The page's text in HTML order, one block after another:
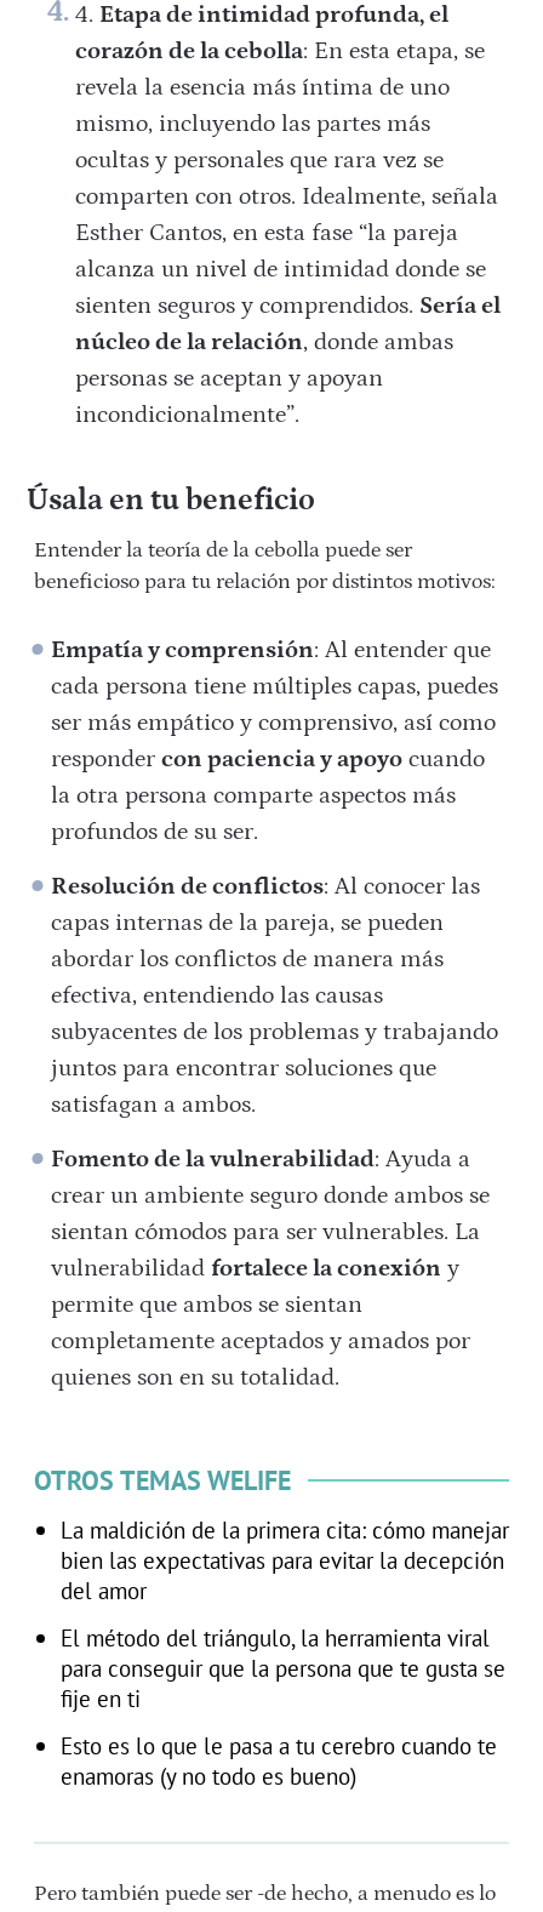
Etapa de intimidad profunda, el
corazón de la cebolla: En esta etapa, se
revela la esencia más íntima de uno
mismo, incluyendo las partes más
ocultas y personales que rara vez se
comparten con otros. Idealmente, señala
Esther Cantos, en esta fase “la pareja
alcanza un nivel de intimidad donde se
sienten seguros y comprendidos. Sería el
núcleo de la relación, donde ambas
personas se aceptan y apoyan
incondicionalmente”.
Úsala en tu beneficio
Entender la teoría de la cebolla puede ser
beneficioso para tu relación por distintos motivos:
Empatía y comprensión: Al entender que
cada persona tiene múltiples capas, puedes
ser más empático y comprensivo, así como
respondercon paciencia y apoyo cuando
la otra persona comparte aspectos más
profundos de su ser.
Resolución de conflictos: Al conocer las
capas internas de la pareja, se pueden
abordar los conflictos de manera más
efectiva, entendiendo las causas
subyacentes de los problemas y trabajando
juntos para encontrar soluciones que
satisfagan a ambos.
Fomento de la vulnerabilidad: Ayuda a
crear un ambiente seguro donde ambos se
sientan cómodos para ser vulnerables. La
vulnerabilidad fortalece la conexión y
permite que ambos se sientan
completamente aceptados y amados por
quienes son en su totalidad.
OTROS TEMAS WELIFE
La maldición de la primera cita: cómo manejar
bien las expectativas para evitar la decepción
del amor
El método del triángulo, la herramienta viral
para conseguir que la persona que te gusta se
fije en ti
Esto es lo que le pasa a tu cerebro cuando te
enamoras (y no todo es bueno)
Pero también puede ser -de hecho, a menudo es lo